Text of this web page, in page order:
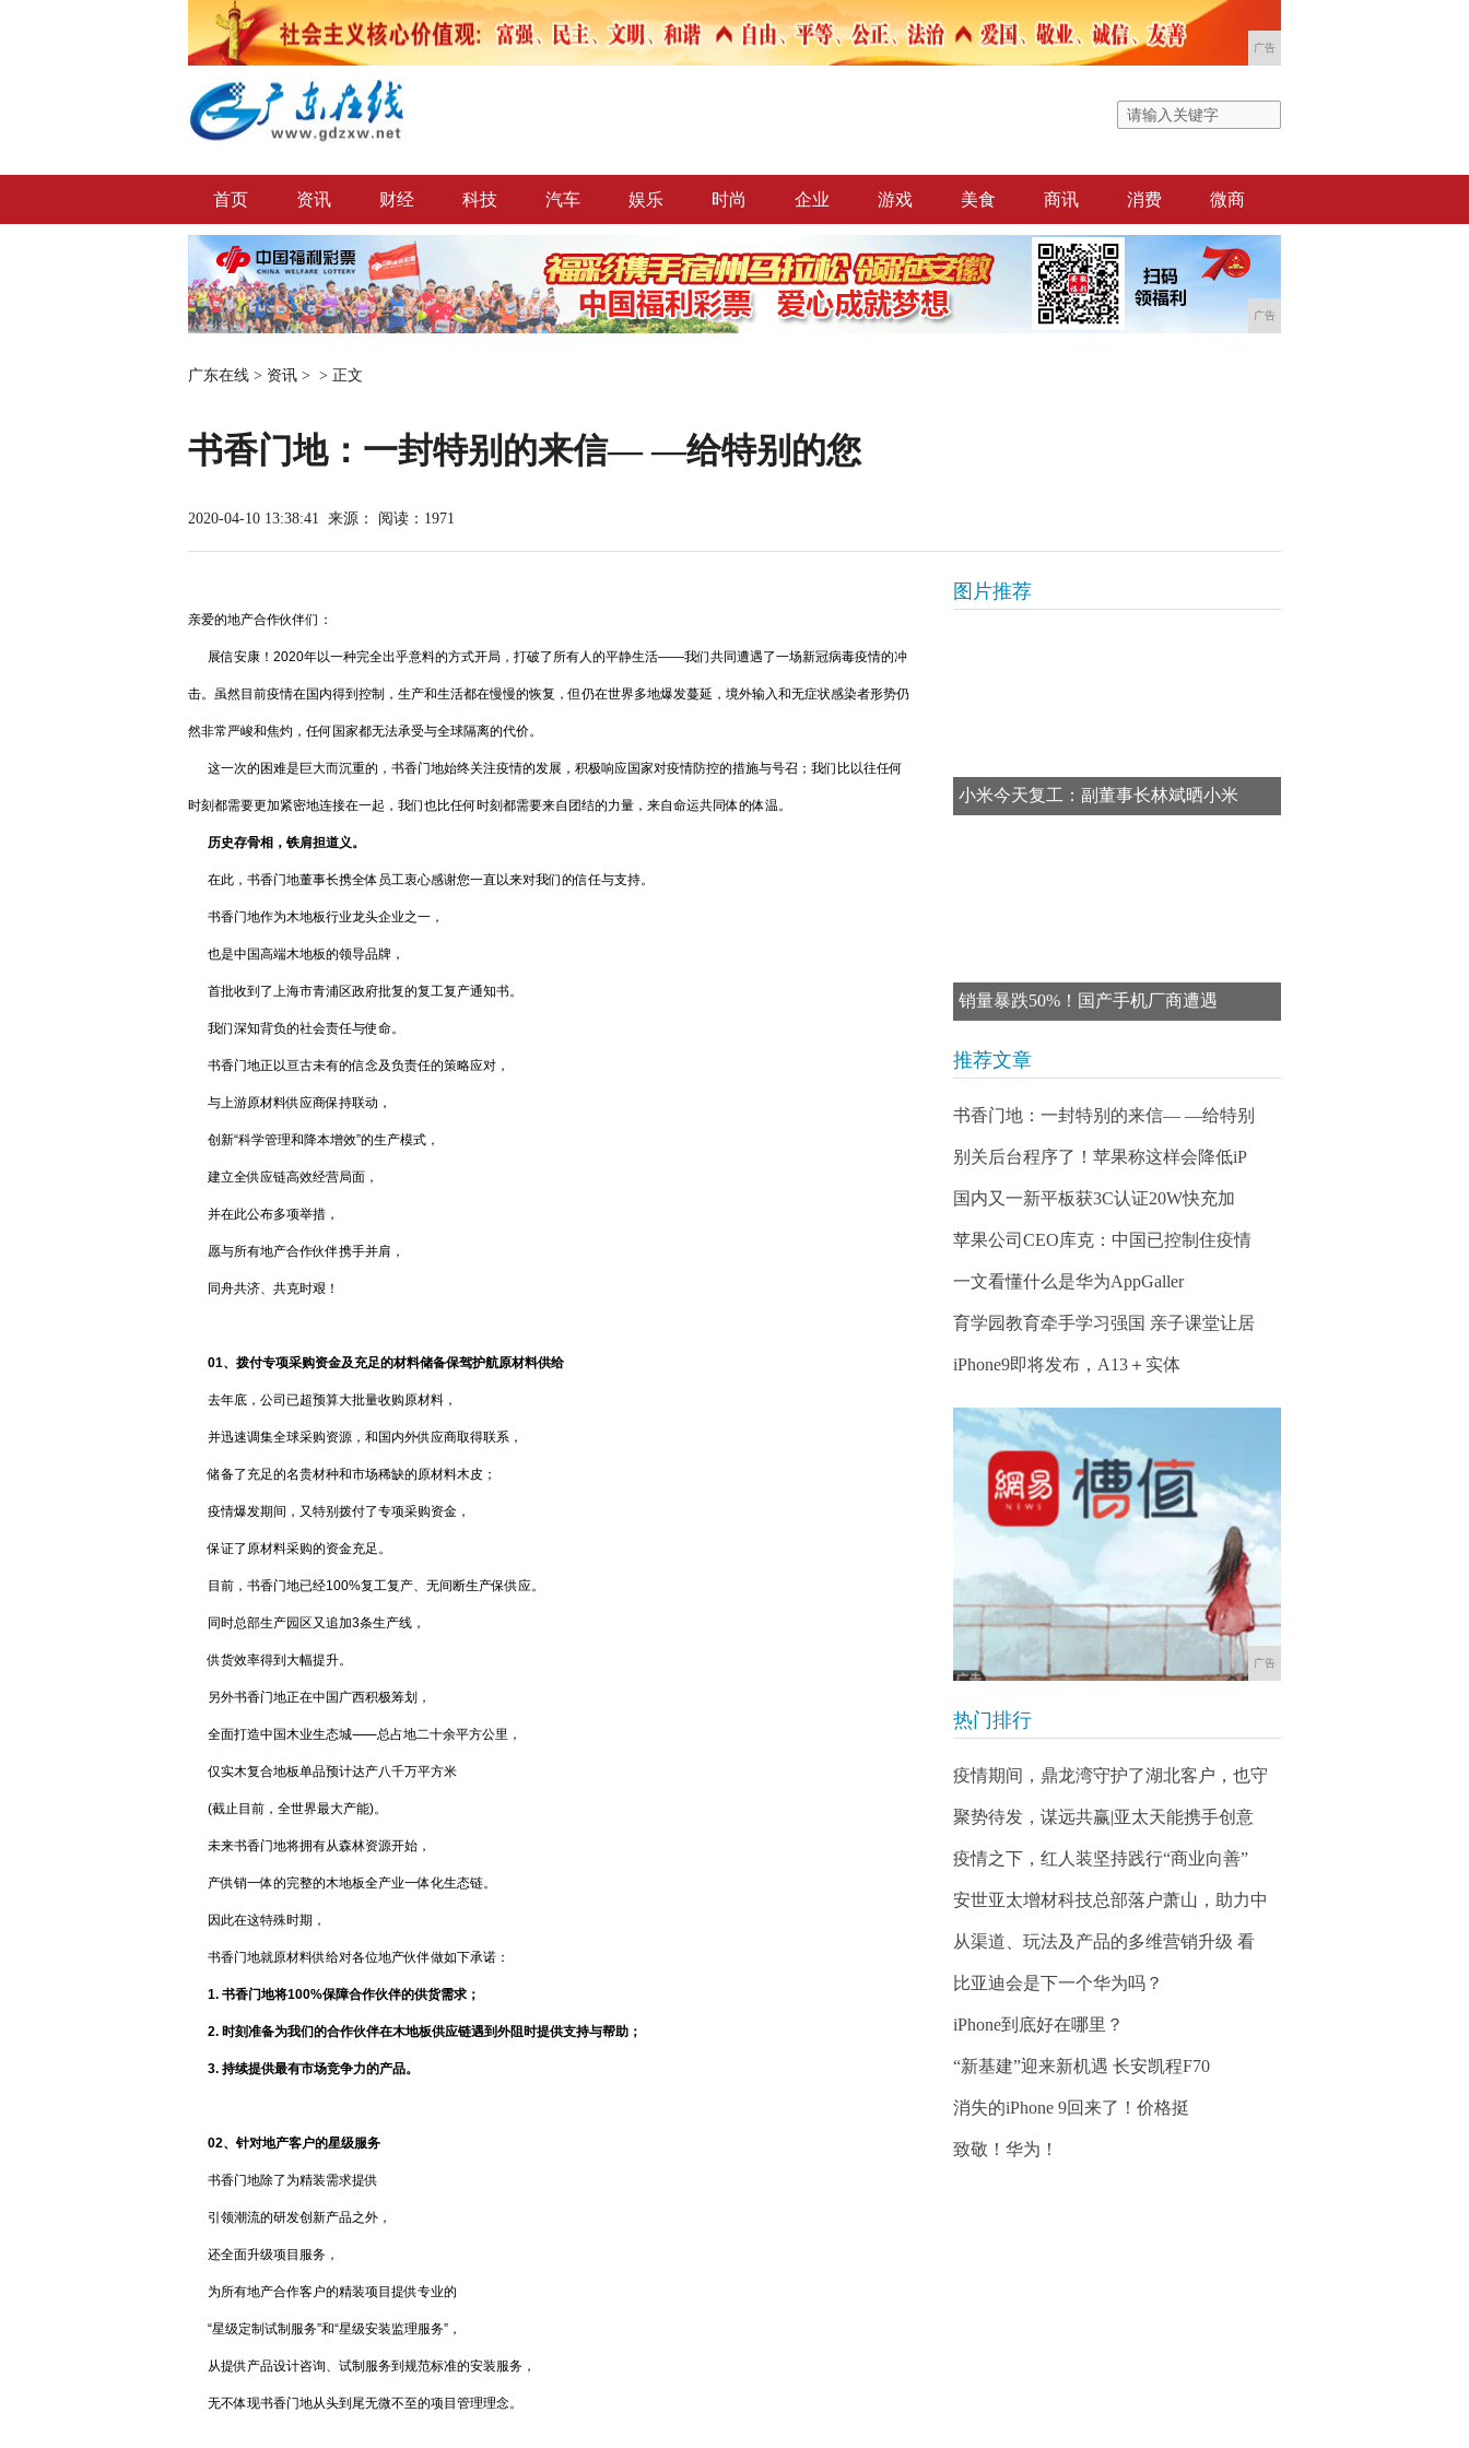
广告
首页 资讯 财经 科技 汽车 娱乐 时尚 企业 游戏 美食 商讯 消费 微商
广告
广东在线 > 资讯 > > 正文
书香门地：一封特别的来信— —给特别的您
2020-04-10 13:38:41 来源： 阅读：1971
亲爱的地产合作伙伴们：
展信安康！2020年以一种完全出乎意料的方式开局，打破了所有人的平静生活——我们共同遭遇了一场新冠病毒疫情的冲
击。虽然目前疫情在国内得到控制，生产和生活都在慢慢的恢复，但仍在世界多地爆发蔓延，境外输入和无症状感染者形势仍
然非常严峻和焦灼，任何国家都无法承受与全球隔离的代价。
这一次的困难是巨大而沉重的，书香门地始终关注疫情的发展，积极响应国家对疫情防控的措施与号召；我们比以往任何
时刻都需要更加紧密地连接在一起，我们也比任何时刻都需要来自团结的力量，来自命运共同体的体温。
历史存骨相，铁肩担道义。
在此，书香门地董事长携全体员工衷心感谢您一直以来对我们的信任与支持。
书香门地作为木地板行业龙头企业之一，
也是中国高端木地板的领导品牌，
首批收到了上海市青浦区政府批复的复工复产通知书。
我们深知背负的社会责任与使命。
书香门地正以亘古未有的信念及负责任的策略应对，
与上游原材料供应商保持联动，
创新“科学管理和降本增效”的生产模式，
建立全供应链高效经营局面，
并在此公布多项举措，
愿与所有地产合作伙伴携手并肩，
同舟共济、共克时艰！
01、 拨付专项采购资金及充足的材料储备保驾护航原材料供给
去年底，公司已超预算大批量收购原材料，
并迅速调集全球采购资源，和国内外供应商取得联系，
储备了充足的名贵材种和市场稀缺的原材料木皮；
疫情爆发期间，又特别拨付了专项采购资金，
保证了原材料采购的资金充足。
目前，书香门地已经100%复工复产、无间断生产保供应。
同时总部生产园区又追加3条生产线，
供货效率得到大幅提升。
另外书香门地正在中国广西积极筹划，
全面打造中国木业生态城⸺总占地二十余平方公里，
仅实木复合地板单品预计达产八千万平方米
(截止目前，全世界最大产能)。
未来书香门地将拥有从森林资源开始，
产供销一体的完整的木地板全产业一体化生态链。
因此在这特殊时期，
书香门地就原材料供给对各位地产伙伴做如下承诺：
1. 书香门地将100%保障合作伙伴的供货需求；
2. 时刻准备为我们的合作伙伴在木地板供应链遇到外阻时提供支持与帮助；
3. 持续提供最有市场竞争力的产品。
02、 针对地产客户的星级服务
书香门地除了为精装需求提供
引领潮流的研发创新产品之外，
还全面升级项目服务，
为所有地产合作客户的精装项目提供专业的
“星级定制试制服务”和“星级安装监理服务”，
从提供产品设计咨询、试制服务到规范标准的安装服务，
无不体现书香门地从头到尾无微不至的项目管理理念。
图片推荐
小米今天复工：副董事长林斌晒小米
销量暴跌50%！国产手机厂商遭遇
推荐文章
书香门地：一封特别的来信— —给特别
别关后台程序了！苹果称这样会降低iP
国内又一新平板获3C认证20W快充加
苹果公司CEO库克：中国已控制住疫情
一文看懂什么是华为AppGaller
育学园教育牵手学习强国 亲子课堂让居
iPhone9即将发布，A13＋实体
广告
热门排行
疫情期间，鼎龙湾守护了湖北客户，也守
聚势待发，谋远共赢|亚太天能携手创意
疫情之下，红人装坚持践行“商业向善”
安世亚太增材科技总部落户萧山，助力中
从渠道、玩法及产品的多维营销升级 看
比亚迪会是下一个华为吗？
iPhone到底好在哪里？
“新基建”迎来新机遇 长安凯程F70
消失的iPhone 9回来了！价格挺
致敬！华为！